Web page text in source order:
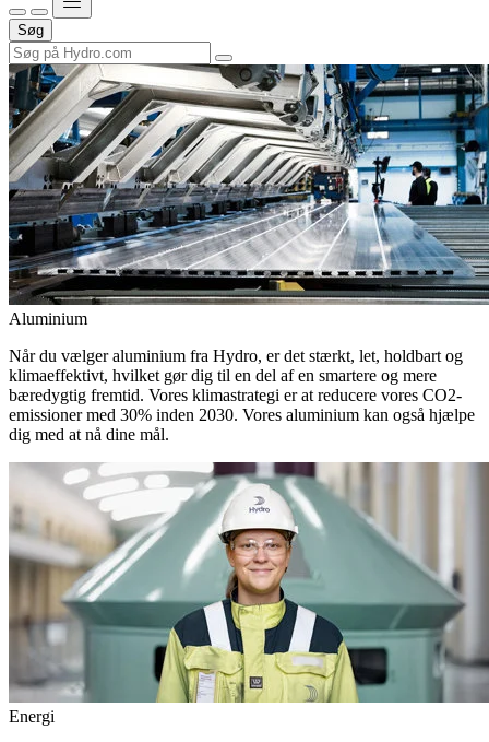
Søg
Aluminium
Når du vælger aluminium fra Hydro, er det stærkt, let, holdbart og
klimaeffektivt, hvilket gør dig til en del af en smartere og mere
bæredygtig fremtid. Vores klimastrategi er at reducere vores CO2-
emissioner med 30% inden 2030. Vores aluminium kan også hjælpe
dig med at nå dine mål.
Energi